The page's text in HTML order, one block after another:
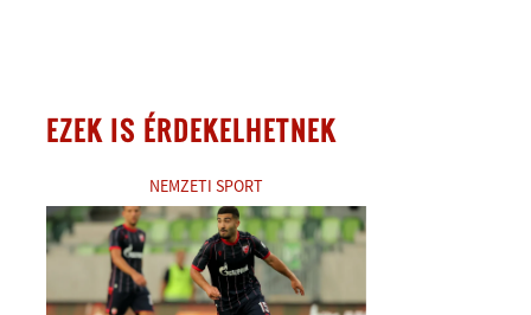
EZEK IS ÉRDEKELHETNEK
NEMZETI SPORT